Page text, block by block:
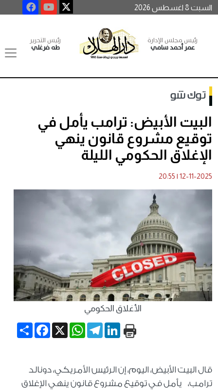
السبت 8 اغسطس 2026
رئيس مجلس الإدارة
عمر أحمد سامي
رئيس التحرير
طه فرغلي
توك شو
البيت الأبيض: ترامب يأمل في
توقيع مشروع قانون ينهي
الإغلاق الحكومي الليلة
12-11-2025
|
20:55
الأغلاق الحكومي
Share
Facebook X
WhatsApp
TelegramLinkedIn
قال البيت الأبيض، اليوم، إن الرئيس الأمريكي، دونالد
ترامب، يأمل في توقيع مشروع قانون ينهي الإغلاق